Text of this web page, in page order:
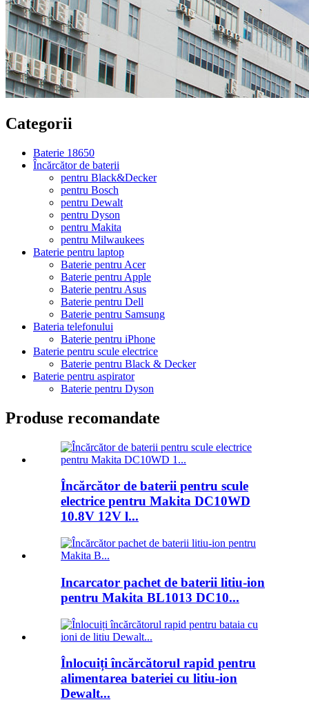
Categorii
Baterie 18650
Încărcător de baterii
pentru Black&Decker
pentru Bosch
pentru Dewalt
pentru Dyson
pentru Makita
pentru Milwaukees
Baterie pentru laptop
Baterie pentru Acer
Baterie pentru Apple
Baterie pentru Asus
Baterie pentru Dell
Baterie pentru Samsung
Bateria telefonului
Baterie pentru iPhone
Baterie pentru scule electrice
Baterie pentru Black & Decker
Baterie pentru aspirator
Baterie pentru Dyson
Produse recomandate
Încărcător de baterii pentru scule
electrice pentru Makita DC10WD
10.8V 12V l...
Incarcator pachet de baterii litiu-ion
pentru Makita BL1013 DC10...
Înlocuiți încărcătorul rapid pentru
alimentarea bateriei cu litiu-ion
Dewalt...